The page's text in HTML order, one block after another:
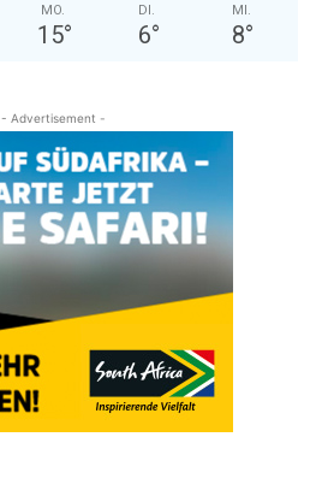
MO.
15°
DI.
6°
MI.
8°
- Advertisement -